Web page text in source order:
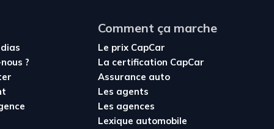
?
Comment ça marche
Le prix CapCar
La certification CapCar
Assurance auto
Les agents
Les agences
Lexique automobile